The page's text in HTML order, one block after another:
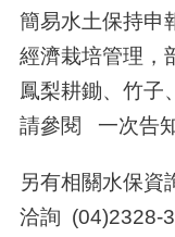
簡易水土保持申
經濟栽培管理，
鳳梨耕鋤、竹子
請參閱 一次告
另有相關水保資
洽詢 (04)2328-